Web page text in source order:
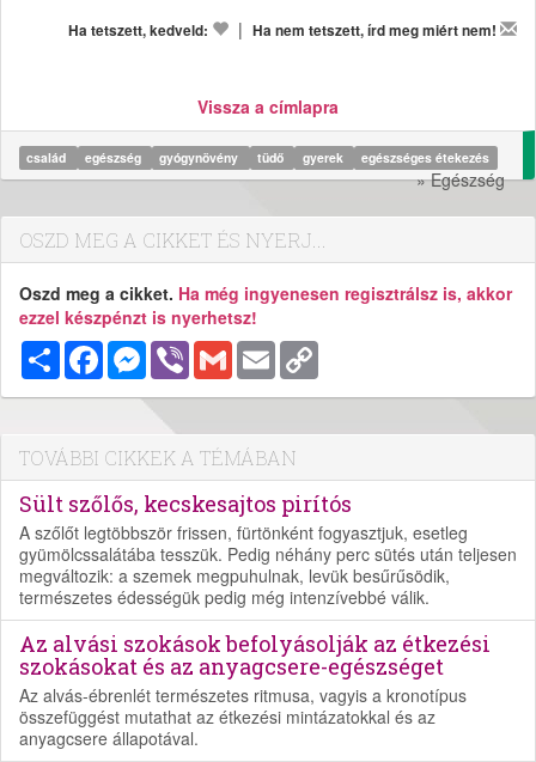
Ha tetszett, kedveld: | Ha nem tetszett, írd meg miért nem!
Vissza a címlapra
család egészség gyógynövény tüdő gyerek egészséges étekezés
» Egészség
OSZD MEG A CIKKET ÉS NYERJ...
Oszd meg a cikket. Ha még ingyenesen regisztrálsz is, akkor
ezzel készpénzt is nyerhetsz!
MegosztásFacebookMessenger
Viber Gmail Email
TOVÁBBI CIKKEK A TÉMÁBAN
Sült szőlős, kecskesajtos pirítós
A szőlőt legtöbbször frissen, fürtönként fogyasztjuk, esetleg
gyümölcssalátába tesszük. Pedig néhány perc sütés után teljesen
megváltozik: a szemek megpuhulnak, levük besűrűsödik,
természetes édességük pedig még intenzívebbé válik.
Az alvási szokások befolyásolják az étkezési
szokásokat és az anyagcsere-egészséget
Az alvás-ébrenlét természetes ritmusa, vagyis a kronotípus
összefüggést mutathat az étkezési mintázatokkal és az
anyagcsere állapotával.